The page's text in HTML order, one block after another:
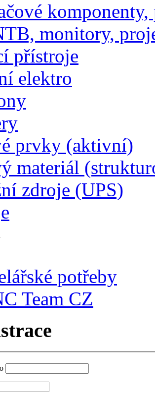
monitory,
přístroje
elektro
prvky (aktivní)
materiál
zdroje (UPS)
potřeby
Team CZ